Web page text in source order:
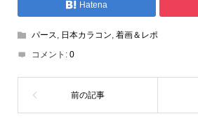
Hatena
パース, 日本カラコン, 着画＆レポ
コメント: 0